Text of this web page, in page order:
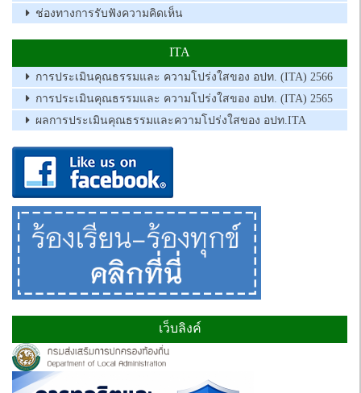
ช่องทางการรับฟังความคิดเห็น
ITA
การประเมินคุณธรรมและ ความโปร่งใสของ อปท. (ITA) 2566
การประเมินคุณธรรมและ ความโปร่งใสของ อปท. (ITA) 2565
ผลการประเมินคุณธรรมและความโปร่งใสของ อปท.ITA
เว็บลิงค์